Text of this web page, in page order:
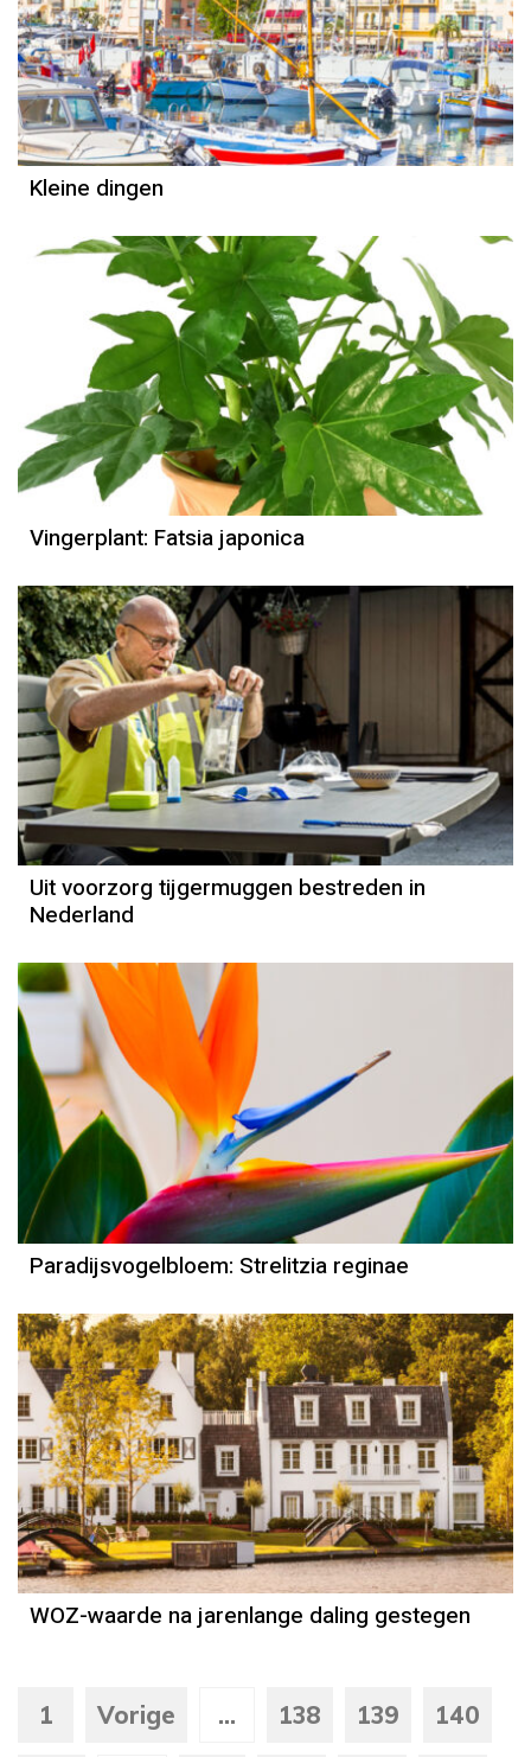
Column
Janneke Brinkman-Salentijn
Kleine dingen
Vingerplant: Fatsia japonica
Uit voorzorg tijgermuggen bestreden in
Nederland
Paradijsvogelbloem: Strelitzia reginae
WOZ-waarde na jarenlange daling gestegen
1 Vorige ... 138 139 140